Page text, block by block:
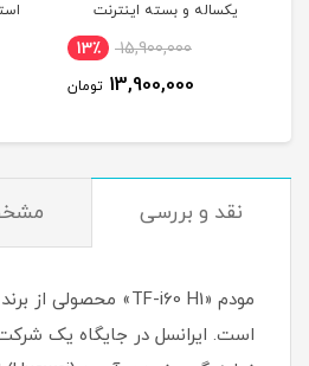
یکساله و بسته اینترنت
500 گیگ یک ساله
15,900,000 13٪
13,900,000 تومان
نقد و بررسی
است. ایرانسل در جایگاه یک